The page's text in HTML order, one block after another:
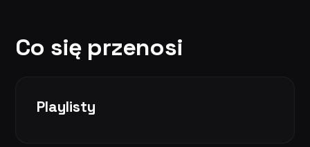
Co się przenosi
Playlisty